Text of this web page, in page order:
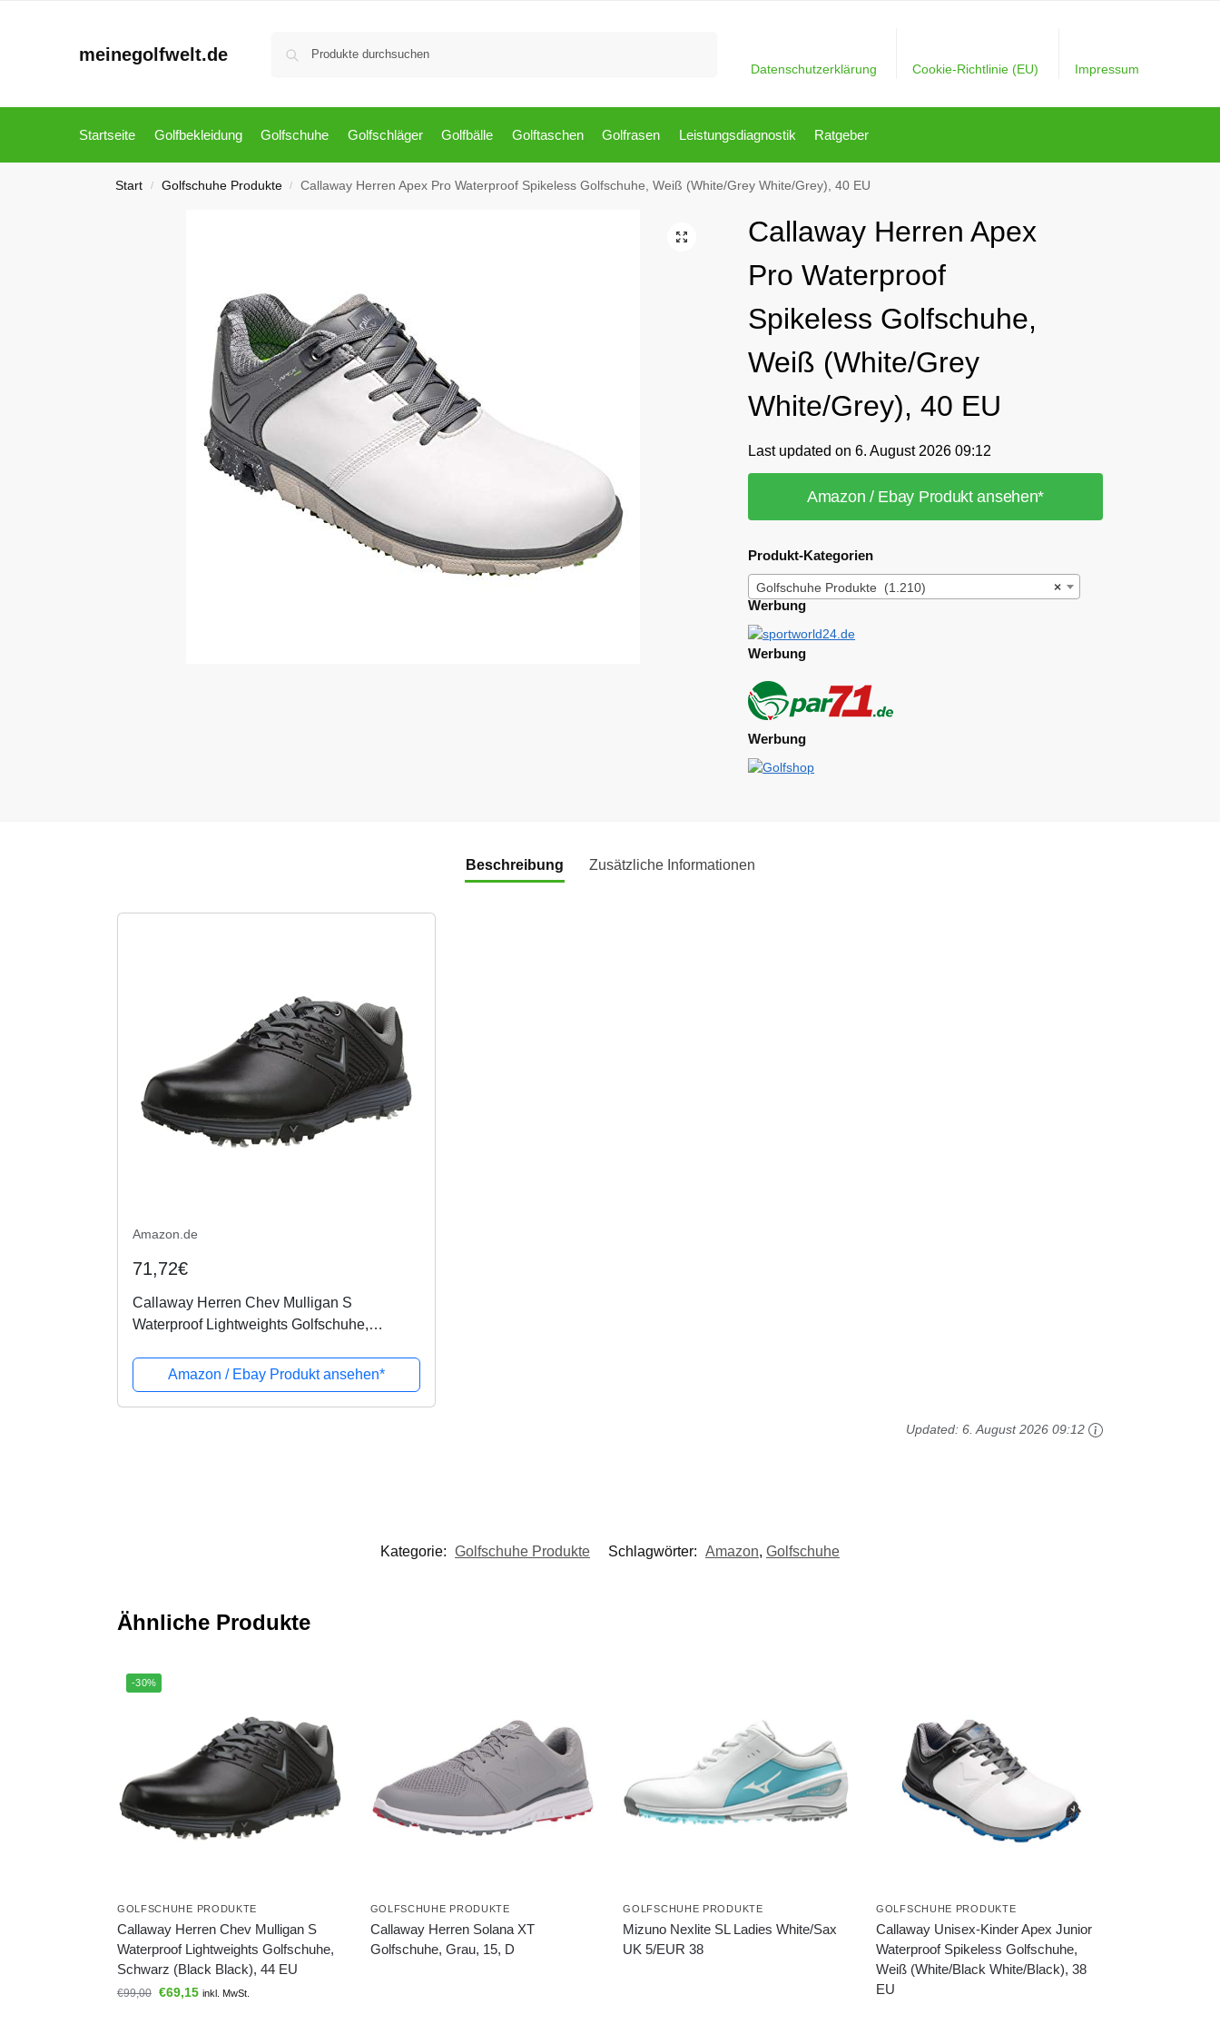
meinegolfwelt.de
Datenschutzerklärung Cookie-Richtlinie (EU) Impressum
Startseite Golfbekleidung Golfschuhe Golfschläger Golfbälle Golftaschen Golfrasen Leistungsdiagnostik Ratgeber
Start / Golfschuhe Produkte / Callaway Herren Apex Pro Waterproof Spikeless Golfschuhe, Weiß (White/Grey White/Grey), 40 EU
Callaway Herren Apex
Pro Waterproof
Spikeless Golfschuhe,
Weiß (White/Grey
White/Grey), 40 EU
Last updated on 6. August 2026 09:12
Amazon / Ebay Produkt ansehen*
Produkt-Kategorien
×
Golfschuhe Produkte (1.210)
Werbung
Werbung
Werbung
Beschreibung Zusätzliche Informationen
Amazon.de
71,72€
Callaway Herren Chev Mulligan S
Waterproof Lightweights Golfschuhe,
Amazon / Ebay Produkt ansehen*
Updated:6. August 2026 09:12
Kategorie: Golfschuhe Produkte Schlagwörter: Amazon, Golfschuhe
Ähnliche Produkte
-30%
GOLFSCHUHE PRODUKTE
Callaway Herren Chev Mulligan S
Waterproof Lightweights Golfschuhe,
Schwarz (Black Black), 44 EU
€99,00 €69,15 inkl. MwSt.
GOLFSCHUHE PRODUKTE
Callaway Herren Solana XT
Golfschuhe, Grau, 15, D
GOLFSCHUHE PRODUKTE
Mizuno Nexlite SL Ladies White/Sax
UK 5/EUR 38
GOLFSCHUHE PRODUKTE
Callaway Unisex-Kinder Apex Junior
Waterproof Spikeless Golfschuhe,
Weiß (White/Black White/Black), 38
EU